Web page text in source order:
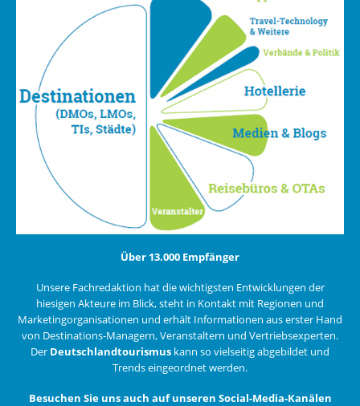
Über 13.000 Empfänger
Unsere Fachredaktion hat die wichtigsten Entwicklungen der
hiesigen Akteure im Blick, steht in Kontakt mit Regionen und
Marketingorganisationen und erhält Informationen aus erster Hand
von Destinations-Managern, Veranstaltern und Vertriebsexperten.
Der Deutschlandtourismus kann so vielseitig abgebildet und
Trends eingeordnet werden.
Besuchen Sie uns auch auf unseren Social-Media-Kanälen